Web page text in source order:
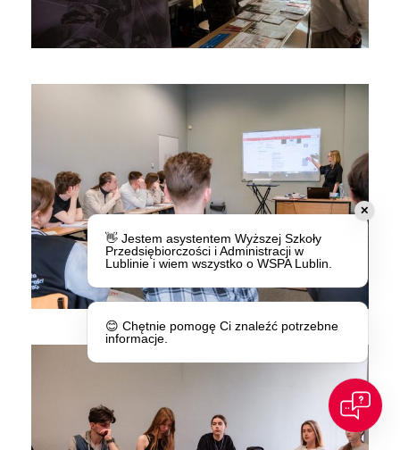
✕
👋 Jestem asystentem Wyższej Szkoły
Przedsiębiorczości i Administracji w
Lublinie i wiem wszystko o WSPA Lublin.
😊 Chętnie pomogę Ci znaleźć potrzebne
informacje.